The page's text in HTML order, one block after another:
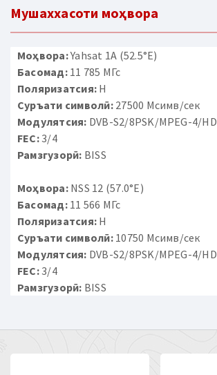
Мушаххасоти моҳвора
Моҳвора:Yahsat 1A (52.5°E)
Басомад:11 785 МГс
Поляризатсия: H
Суръати символӣ:27500 Мсимв/сек
Модулятсия: DVB-S2/8PSK/MPEG-4/HD
FEC:3/4
Рамзгузорӣ: BISS
Моҳвора:NSS 12 (57.0°E)
Басомад:11 566 МГс
Поляризатсия: H
Суръати символӣ:10750 Мсимв/сек
Модулятсия: DVB-S2/8PSK/MPEG-4/HD
FEC:3/4
Рамзгузорӣ: BISS